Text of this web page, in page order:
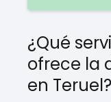
¿Qué
ofrece la
en Teruel?